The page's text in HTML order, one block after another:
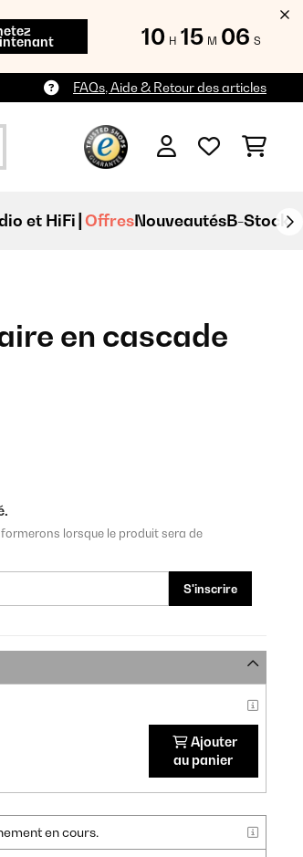
10 H 15 M 04 S
FAQs, Aide & Retour des articles
et HiFi OffresNouveautésB-Stock
en cascade
lorsque le produit sera de
S'inscrire
Ajouter
au panier
en cours.